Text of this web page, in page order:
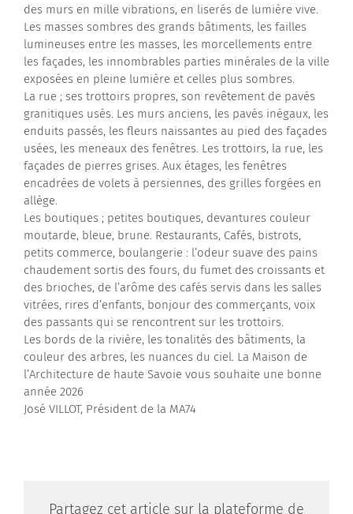
des murs en mille vibrations, en liserés de lumière vive.
Les masses sombres des grands bâtiments, les failles
lumineuses entre les masses, les morcellements entre
les façades, les innombrables parties minérales de la ville
exposées en pleine lumière et celles plus sombres.
La rue ; ses trottoirs propres, son revêtement de pavés
granitiques usés. Les murs anciens, les pavés inégaux, les
enduits passés, les fleurs naissantes au pied des façades
usées, les meneaux des fenêtres. Les trottoirs, la rue, les
façades de pierres grises. Aux étages, les fenêtres
encadrées de volets à persiennes, des grilles forgées en
allège.
Les boutiques ; petites boutiques, devantures couleur
moutarde, bleue, brune. Restaurants, Cafés, bistrots,
petits commerce, boulangerie : l’odeur suave des pains
chaudement sortis des fours, du fumet des croissants et
des brioches, de l’arôme des cafés servis dans les salles
vitrées, rires d’enfants, bonjour des commerçants, voix
des passants qui se rencontrent sur les trottoirs.
Les bords de la rivière, les tonalités des bâtiments, la
couleur des arbres, les nuances du ciel. La Maison de
l’Architecture de haute Savoie vous souhaite une bonne
année 2026
José VILLOT, Président de la MA74
Partagez cet article sur la plateforme de